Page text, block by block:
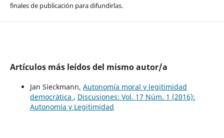
finales de publicación para difundirlas.
Artículos más leídos del mismo autor/a
Jan Sieckmann, Autonomía moral y legitimidad
democrática , Discusiones: Vol. 17 Núm. 1 (2016):
Autonomía y Legitimidad